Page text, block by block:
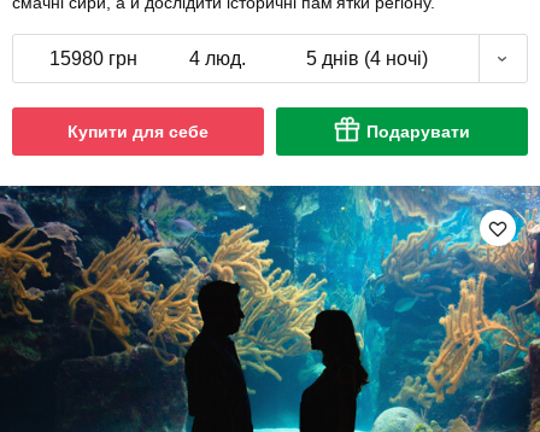
15980 грн 4 люд. 5 днів (4 ночі)
Купити для себе Подарувати